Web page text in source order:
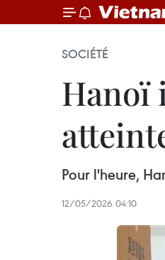
SOCIÉTÉ
Hanoï
Pour l'heure,
12/05/2026 04:10